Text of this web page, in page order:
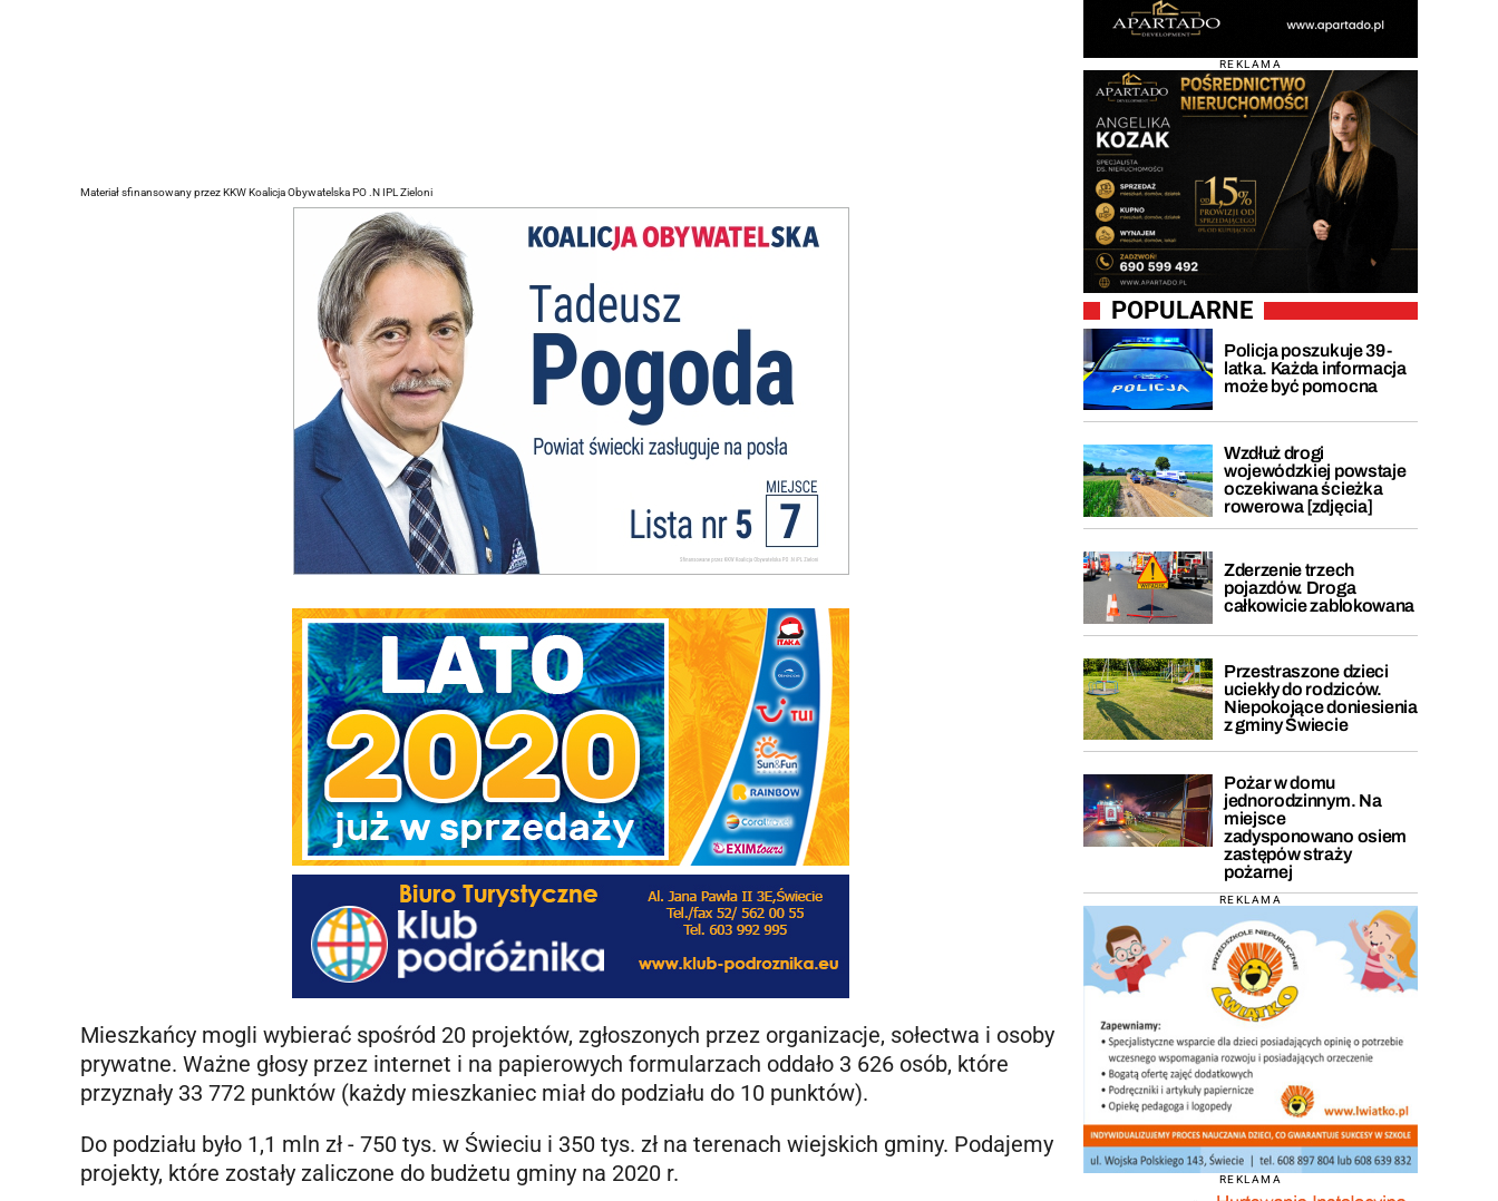
Materiał sfinansowany przez KKW Koalicja Obywatelska PO .N IPL Zieloni
Mieszkańcy mogli wybierać spośród 20 projektów, zgłoszonych przez organizacje, sołectwa i osoby
prywatne. Ważne głosy przez internet i na papierowych formularzach oddało 3 626 osób, które
przyznały 33 772 punktów (każdy mieszkaniec miał do podziału do 10 punktów).
Do podziału było 1,1 mln zł - 750 tys. w Świeciu i 350 tys. zł na terenach wiejskich gminy. Podajemy
projekty, które zostały zaliczone do budżetu gminy na 2020 r.
REKLAMA
POPULARNE
Policja poszukuje 39-
latka. Każda informacja
może być pomocna
Wzdłuż drogi
wojewódzkiej powstaje
oczekiwana ścieżka
rowerowa [zdjęcia]
Zderzenie trzech
pojazdów. Droga
całkowicie zablokowana
Przestraszone dzieci
uciekły do rodziców.
Niepokojące doniesienia
z gminy Świecie
Pożar w domu
jednorodzinnym. Na
miejsce
zadysponowano osiem
zastępów straży
pożarnej
REKLAMA
REKLAMA